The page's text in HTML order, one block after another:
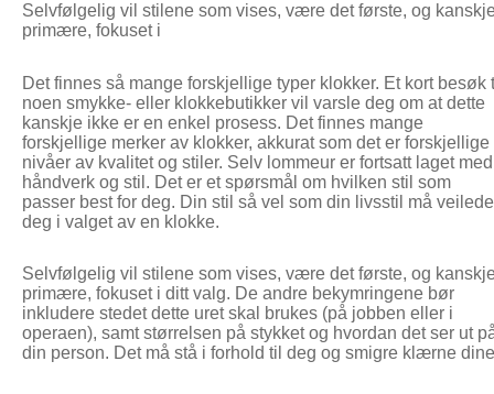
Selvfølgelig vil stilene som vises, være det første, og
primære, fokuset i
Det finnes så mange forskjellige typer klokker. Et kort besøk
noen smykke- eller klokkebutikker vil varsle deg om at dette
kanskje ikke er en enkel prosess. Det finnes mange
forskjellige merker av klokker, akkurat som det er forskjellige
nivåer av kvalitet og stiler. Selv lommeur er fortsatt laget med
håndverk og stil. Det er et spørsmål om hvilken stil som
passer best for deg. Din stil så vel som din livsstil må veilede
deg i valget av en klokke.
Selvfølgelig vil stilene som vises, være det første, og
primære, fokuset i ditt valg. De andre bekymringene bør
inkludere stedet dette uret skal brukes (på jobben eller i
operaen), samt størrelsen på stykket og hvordan det ser ut
din person. Det må stå i forhold til deg og smigre klærne